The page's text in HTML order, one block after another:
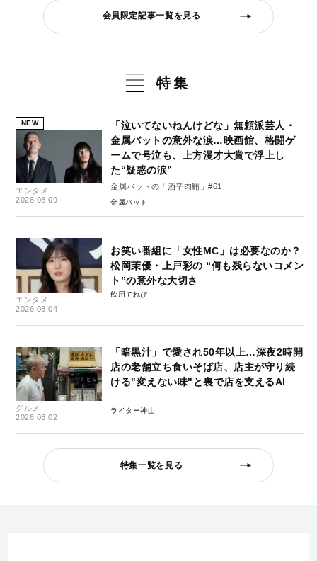
会員限定記事一覧を見る
特集
NEW
エンタメ
2026.08.09
「泣いてないねんけどな」無頼派芸人・
金属バットの意外な涙…映画館、格闘ゲ
ームで号泣も、上方漫才大賞で浮上し
た“疑惑の涙”
金属バットの「酒辛肉鮪」#61
金属バット
エンタメ
2026.08.04
お笑い番組に「女性MC」は必要なのか？
松岡茉優・上戸彩の “何も残らないコメン
ト”の意外な大切さ
飲用てれび
グルメ
2026.08.02
「暗黒汁」で愛され50年以上…深夜2時開
店の老舗立ち食いそば店、店主が守り続
ける"変えない味"と裏で店を支えるAI
ライター神山
特集一覧を見る